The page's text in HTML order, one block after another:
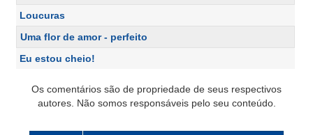
Loucuras
Uma flor de amor - perfeito
Eu estou cheio!
Os comentários são de propriedade de seus respectivos
autores. Não somos responsáveis pelo seu conteúdo.